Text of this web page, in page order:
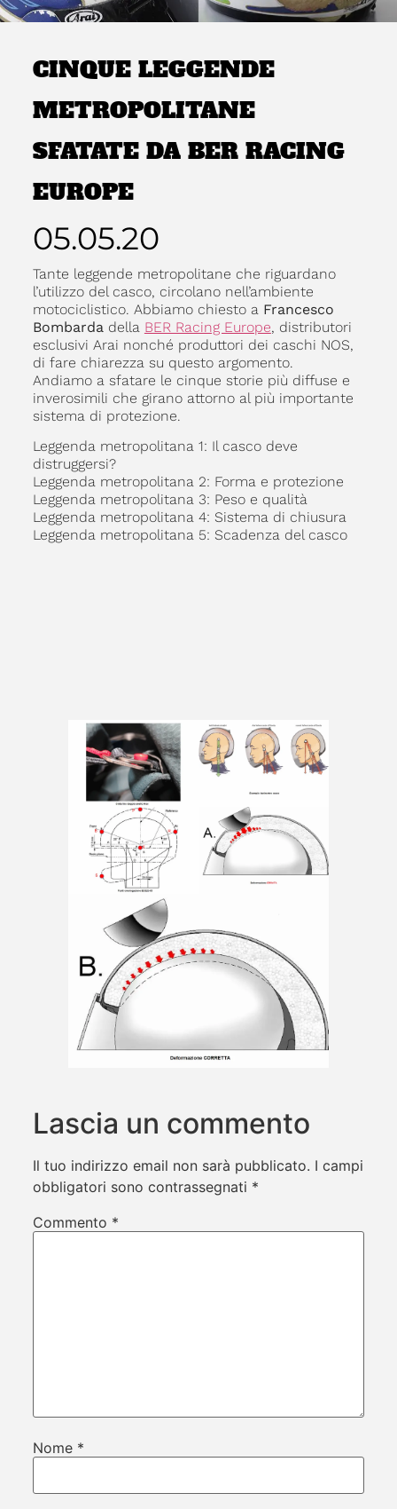
CINQUE LEGGENDE
METROPOLITANE
SFATATE DA BER RACING
EUROPE
05.05.20
Tante leggende metropolitane che riguardano
l’utilizzo del casco, circolano nell’ambiente
motociclistico. Abbiamo chiesto a Francesco
Bombarda della BER Racing Europe, distributori
esclusivi Arai nonché produttori dei caschi NOS,
di fare chiarezza su questo argomento.
Andiamo a sfatare le cinque storie più diffuse e
inverosimili che girano attorno al più importante
sistema di protezione.
Leggenda metropolitana 1: Il casco deve
distruggersi?
Leggenda metropolitana 2: Forma e protezione
Leggenda metropolitana 3: Peso e qualità
Leggenda metropolitana 4: Sistema di chiusura
Leggenda metropolitana 5: Scadenza del casco
Lascia un commento
Il tuo indirizzo email non sarà pubblicato. I campi
obbligatori sono contrassegnati *
Commento *
Nome *